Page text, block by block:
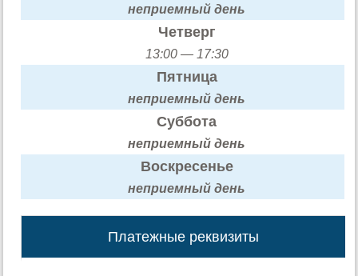
неприемный день
Четверг
13:00 — 17:30
Пятница
неприемный день
Суббота
неприемный день
Воскресенье
неприемный день
Платежные реквизиты